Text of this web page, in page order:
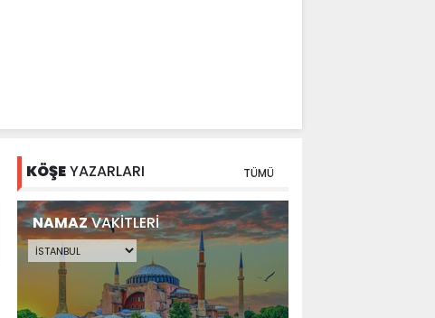
KÖŞEYAZARLARI TÜMÜ
NAMAZVAKİTLERİ